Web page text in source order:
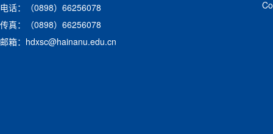
电话：（0898）66256078
传真：（0898）66256078
邮箱：hdxsc@hainanu.edu.cn